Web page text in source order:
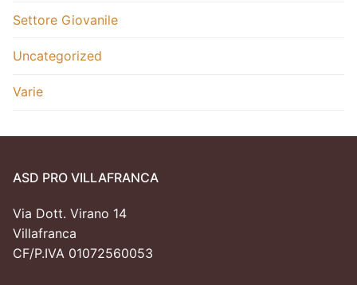
Settore Giovanile
Uncategorized
Varie
ASD PRO VILLAFRANCA
Via Dott. Virano 14
Villafranca
CF/P.IVA 01072560053